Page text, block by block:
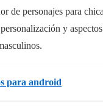
de personajes para
y
para android